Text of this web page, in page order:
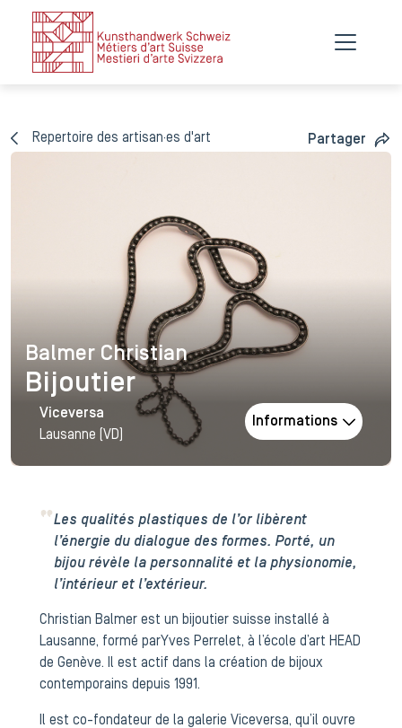
Repertoire des artisan·es d'art Partager
Balmer Christian
Balmer Christian
Bijoutier
Viceversa
Lausanne (VD)
Informations
Les qualités plastiques de l’or libèrent
l’énergie du dialogue des formes. Porté, un
bijou révèle la personnalité et la physionomie,
l’intérieur et l’extérieur.
Christian Balmer est un bijoutier suisse installé à
Lausanne, formé par Yves Perrelet, à l’école d’art HEAD
de Genève. Il est actif dans la création de bijoux
contemporains depuis 1991.
Il est co-fondateur de la galerie Viceversa, qu’il ouvre